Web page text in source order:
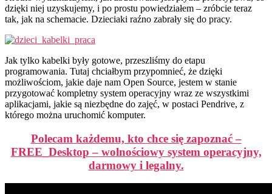
dzięki niej uzyskujemy, i po prostu powiedziałem – zróbcie teraz
tak, jak na schemacie. Dzieciaki raźno zabrały się do pracy.
Jak tylko kabelki były gotowe, przeszliśmy do etapu
programowania. Tutaj chciałbym przypomnieć, że dzięki
możliwościom, jakie daje nam Open Source, jestem w stanie
przygotować kompletny system operacyjny wraz ze wszystkimi
aplikacjami, jakie są niezbędne do zajęć, w postaci Pendrive, z
którego można uruchomić komputer.
Polecam każdemu, kto chce się zapoznać –
FREE_Desktop – wolnościowy system operacyjny,
darmowy i legalny.